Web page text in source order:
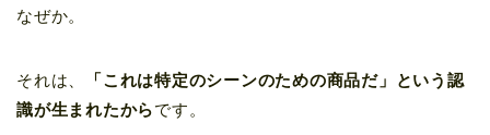
なぜか。
それは、
「これは特定のシーンのための商品だ」という認
識が生まれたからです。